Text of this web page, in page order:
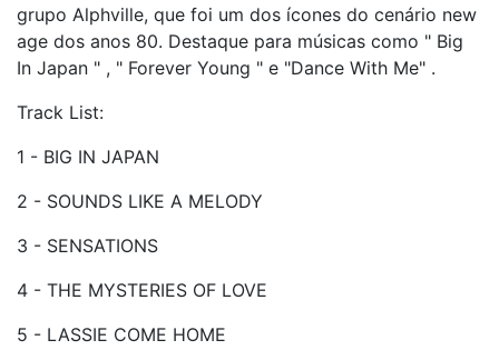
grupo Alphville, que foi um dos ícones do cenário new
age dos anos 80. Destaque para músicas como " Big
In Japan " , " Forever Young " e "Dance With Me" .
Track List:
1 - BIG IN JAPAN
2 - SOUNDS LIKE A MELODY
3 - SENSATIONS
4 - THE MYSTERIES OF LOVE
5 - LASSIE COME HOME